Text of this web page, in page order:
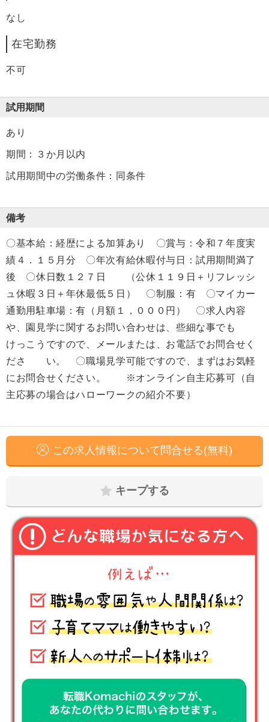
なし
在宅勤務
不可
試用期間
あり
期間：３か月以内
試用期間中の労働条件：同条件
備考
〇基本給：経歴による加算あり 〇賞与：令和７年度実
績４．１５月分 〇年次有給休暇付与日：試用期間満了
後 〇休日数１２７日 （公休１１９日＋リフレッシ
ュ休暇３日＋年休最低５日） 〇制服：有 〇マイカー
通勤用駐車場：有（月額１，０００円） 〇求人内容
や、園見学に関するお問い合わせは、些細な事でも
けっこうですので、メールまたは、お電話でお問合せく
ださ い。 〇職場見学可能ですので、まずはお気軽
にお問合せください。 ※オンライン自主応募可（自
主応募の場合はハローワークの紹介不要）
この求人情報について問合せる(無料)
キープする